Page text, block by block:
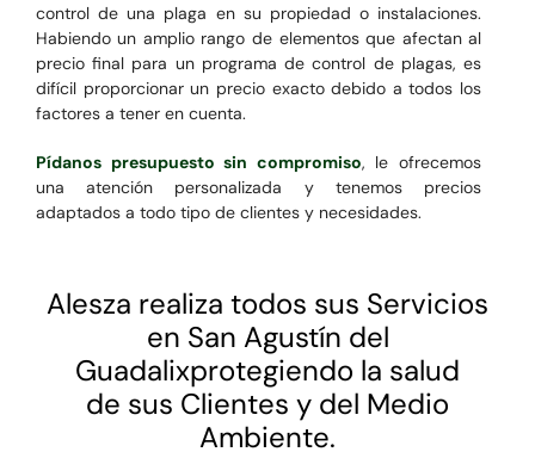
control de una plaga en su propiedad o instalaciones.
Habiendo un amplio rango de elementos que afectan al
precio final para un programa de control de plagas, es
difícil proporcionar un precio exacto debido a todos los
factores a tener en cuenta.
Pídanos presupuesto sin compromiso, le ofrecemos
una atención personalizada y tenemos precios
adaptados a todo tipo de clientes y necesidades.
Alesza realiza todos sus Servicios
en San Agustín del
Guadalixprotegiendo la salud
de sus Clientes y del Medio
Ambiente.